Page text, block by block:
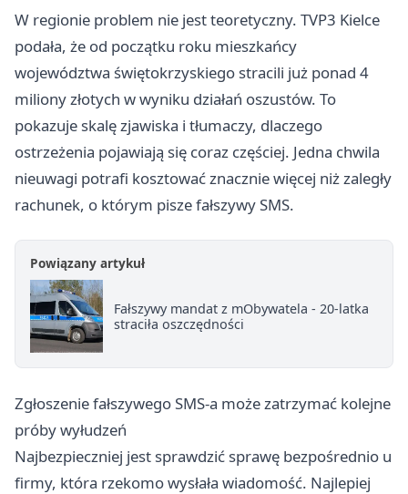
W regionie problem nie jest teoretyczny. TVP3 Kielce
podała, że od początku roku mieszkańcy
województwa świętokrzyskiego stracili już ponad 4
miliony złotych w wyniku działań oszustów. To
pokazuje skalę zjawiska i tłumaczy, dlaczego
ostrzeżenia pojawiają się coraz częściej. Jedna chwila
nieuwagi potrafi kosztować znacznie więcej niż zaległy
rachunek, o którym pisze fałszywy SMS.
Powiązany artykuł
Fałszywy mandat z mObywatela - 20-latka
straciła oszczędności
Zgłoszenie fałszywego SMS-a może zatrzymać kolejne
próby wyłudzeń
Najbezpieczniej jest sprawdzić sprawę bezpośrednio u
firmy, która rzekomo wysłała wiadomość. Najlepiej